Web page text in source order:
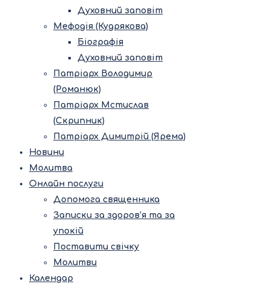
Духовний заповіт
Мефодія (Кудрякова)
Біографія
Духовний заповіт
Патріарх Володимир
(Романюк)
Патріарх Мстислав
(Скрипник)
Патріарх Димитрій (Ярема)
Новини
Молитва
Онлайн послуги
Допомога священника
Записки за здоров’я та за
упокій
Поставити свічку
Молитви
Календар